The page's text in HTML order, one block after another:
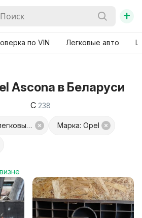
+
по VIN Легковые авто
Ascona в Беларуси
C 238
Тип: Запчасти для легковых авто Марка: Opel